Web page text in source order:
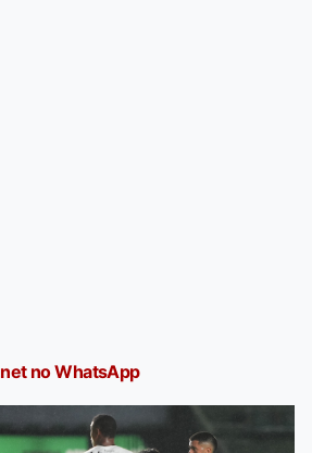
no WhatsApp